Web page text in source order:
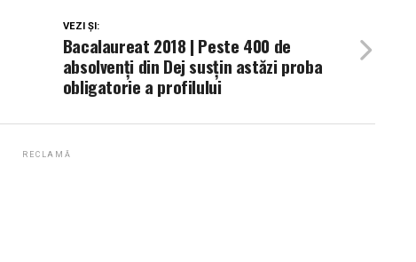
VEZI ȘI:
Bacalaureat 2018 | Peste 400 de
absolvenți din Dej susțin astăzi proba
obligatorie a profilului
RECLAMĂ